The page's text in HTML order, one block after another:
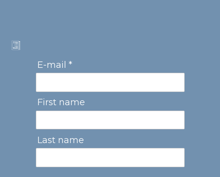
E-mail *
First name
Last name